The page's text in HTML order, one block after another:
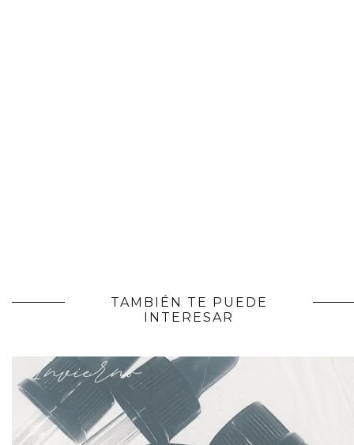
TAMBIÉN TE PUEDE
INTERESAR